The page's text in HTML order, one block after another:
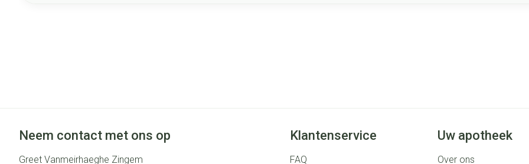
Neem contact met ons op
Greet Vanmeirhaeghe Zingem
Klantenservice
FAQ
Uw apotheek
Over ons